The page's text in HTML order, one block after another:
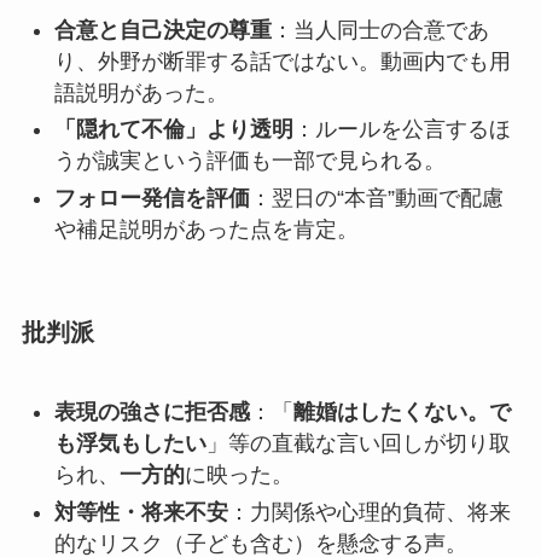
合意と自己決定の尊重：当人同士の合意であ
り、外野が断罪する話ではない。動画内でも用
語説明があった。
「隠れて不倫」より透明 ：ルールを公言するほ
うが誠実という評価も一部で見られる。
フォロー発信を評価：翌日の“本音”動画で配慮
や補足説明があった点を肯定。
批判派
表現の強さに拒否感：「 離婚はしたくない。で
も浮気もしたい」等の直截な言い回しが切り取
られ、 一方的に映った。
対等性・将来不安：力関係や心理的負荷、将来
的なリスク（子ども含む）を懸念する声。